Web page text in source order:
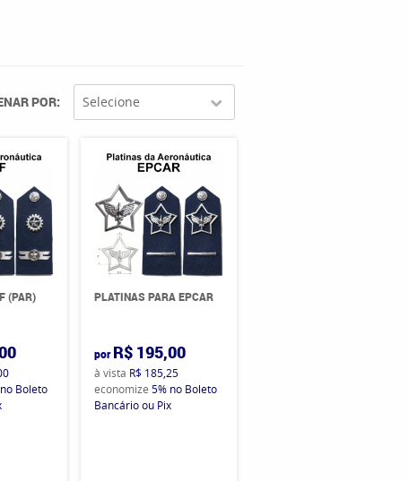
POR Selecione
(PAR)
no Boleto
PLATINAS PARA EPCAR
por R$ 195,00
à vista R$ 185,25
economize5% no Boleto
Bancário ou Pix